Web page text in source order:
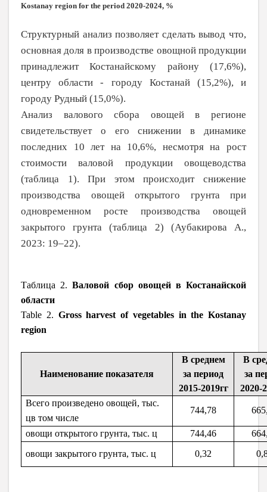
Kostanay region for the period 2020-2024, %
Структурный анализ позволяет сделать вывод что,
основная доля в производстве овощной продукции
принадлежит Костанайскому району (17,6%),
центру области - городу Костанай (15,2%), и
городу Рудный (15,0%).
Анализ валового сбора овощей в регионе
свидетельствует о его снижении в динамике
последних 10 лет на 10,6%, несмотря на рост
стоимости валовой продукции овощеводства
(таблица 1). При этом происходит снижение
производства овощей открытого грунта при
одновременном росте производства овощей
закрытого грунта (таблица 2) (Аубакирова А.,
2023: 19–22).
Таблица 2.Валовой сбор овощей в Костанайской
области
Table 2. Gross harvest of vegetables in the Kostanay
region
Наименование показателя
В среднем
за период
2015-2019гг
В
за
2020-
Всего произведено овощей, тыс.
цв том числе
744,78
овощи открытого грунта, тыс. ц 744,46
овощи закрытого грунта, тыс. ц
0,32